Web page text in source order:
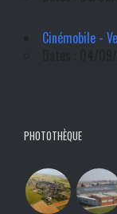
Cinémobile -
PHOTOTHÈQUE